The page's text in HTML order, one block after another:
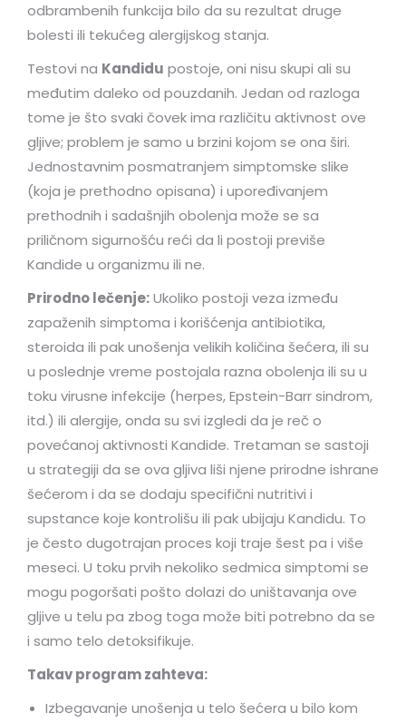
odbrambenih funkcija bilo da su rezultat druge
bolesti ili tekućeg alergijskog stanja.
Testovi na Kandidu postoje, oni nisu skupi ali su
međutim daleko od pouzdanih. Jedan od razloga
tome je što svaki čovek ima različitu aktivnost ove
gljive; problem je samo u brzini kojom se ona širi.
Jednostavnim posmatranjem simptomske slike
(koja je prethodno opisana) i upoređivanjem
prethodnih i sadašnjih obolenja može se sa
priličnom sigurnošću reći da li postoji previše
Kandide u organizmu ili ne.
Prirodno lečenje:Ukoliko postoji veza između
zapaženih simptoma i korišćenja antibiotika,
steroida ili pak unošenja velikih količina šećera, ili su
u poslednje vreme postojala razna obolenja ili su u
toku virusne infekcije (herpes, Epstein-Barr sindrom,
itd.) ili alergije, onda su svi izgledi da je reč o
povećanoj aktivnosti Kandide. Tretaman se sastoji
u strategiji da se ova gljiva liši njene prirodne ishrane
šećerom i da se dodaju specifični nutritivi i
supstance koje kontrolišu ili pak ubijaju Kandidu. To
je često dugotrajan proces koji traje šest pa i više
meseci. U toku prvih nekoliko sedmica simptomi se
mogu pogoršati pošto dolazi do uništavanja ove
gljive u telu pa zbog toga može biti potrebno da se
i samo telo detoksifikuje.
Takav program zahteva:
Izbegavanje unošenja u telo šećera u bilo kom